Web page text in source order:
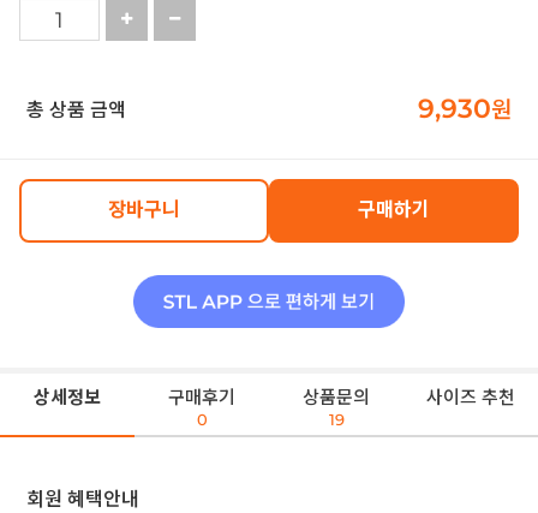
총 상품 금액 9,930원
장바구니 구매하기
상세정보 구매후기
0
상품문의
19
사이즈 추천
회원 혜택안내